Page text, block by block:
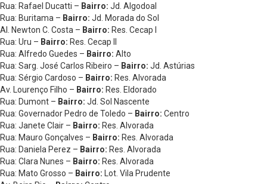
Rua: Rafael Ducatti – Bairro: Jd. Algodoal
Rua: Buritama – Bairro: Jd. Morada do Sol
Al. Newton C. Costa – Bairro: Res. Cecap I
Rua: Uru – Bairro: Res. Cecap II
Rua: Alfredo Guedes – Bairro: Alto
Rua: Sarg. José Carlos Ribeiro – Bairro: Jd. Astúrias
Rua: Sérgio Cardoso – Bairro: Res. Alvorada
Av. Lourenço Filho – Bairro: Res. Eldorado
Rua: Dumont – Bairro: Jd. Sol Nascente
Rua: Governador Pedro de Toledo – Bairro: Centro
Rua: Janete Clair – Bairro: Res. Alvorada
Rua: Mauro Gonçalves – Bairro: Res. Alvorada
Rua: Daniela Perez – Bairro: Res. Alvorada
Rua: Clara Nunes – Bairro: Res. Alvorada
Rua: Mato Grosso – Bairro: Lot. Vila Prudente